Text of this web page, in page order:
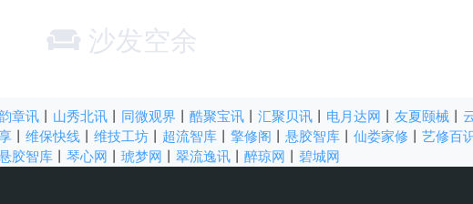
沙发空余
章讯 山秀北讯 同微观界 酷聚宝讯 汇聚贝讯 电月达网 友夏颐械
维保快线 维技工坊 超流智库 擎修阁 悬胶智库 仙娄家修 艺修百
胶智库 琴心网 琥梦网 翠流逸讯 醉琼网 碧城网